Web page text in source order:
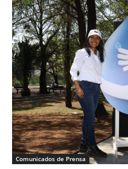
Comunicados de Prensa